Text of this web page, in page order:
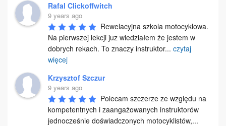
Rafal Clickoffwitch
9 years ago
Rewelacyjna szkola motocyklowa.
Na pierwszej lekcji juz wiedziałem że jestem w
dobrych rekach. To znaczy instruktor... czytaj
więcej
Krzysztof Szczur
9 years ago
Polecam szczerze ze względu na
kompetentnych i zaangażowanych instruktorów
jednocześnie doświadczonych motocyklistów,...